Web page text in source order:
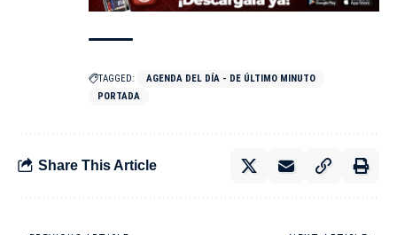
TAGGED:
AGENDA DEL DÍA - DE ÚLTIMO MINUTO
PORTADA
Share This Article